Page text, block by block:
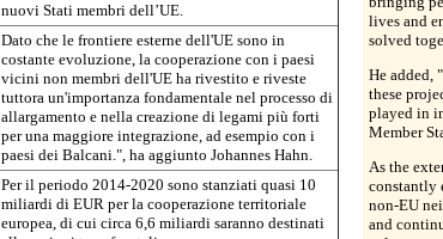
nuovi Stati membri dell’UE.
Dato che le frontiere esterne dell'UE sono in
costante evoluzione, la cooperazione con i paesi
vicini non membri dell'UE ha rivestito e riveste
tuttora un'importanza fondamentale nel processo di
allargamento e nella creazione di legami più forti
per una maggiore integrazione, ad esempio con i
paesi dei Balcani.", ha aggiunto Johannes Hahn.
Per il periodo 2014-2020 sono stanziati quasi 10
miliardi di EUR per la cooperazione territoriale
europea, di cui circa 6,6 miliardi saranno destinati
lives and
solved
He added,
these
played in
Member
As the
constantly
non-EU
and